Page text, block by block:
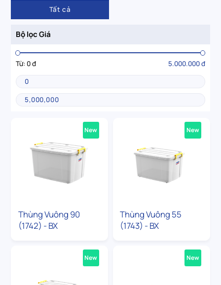
Tất cả
Bộ lọc Giá
Từ: 0 đ 5.000.000 đ
Thùng Vuông 90
(1742) - BX
New
Thùng Vuông 55
(1743) - BX
New
New New